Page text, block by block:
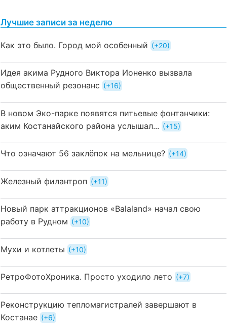
Лучшие записи за неделю
Как это было. Город мой особенный +20
Идея акима Рудного Виктора Ионенко вызвала
общественный резонанс
+16
В новом Эко-парке появятся питьевые фонтанчики:
аким Костанайского района услышал...
+15
Что означают 56 заклёпок на мельнице? +14
Железный филантроп +11
Новый парк аттракционов «Balaland» начал свою
работу в Рудном
+10
Мухи и котлеты +10
РетроФотоХроника. Просто уходило лето +7
Реконструкцию тепломагистралей завершают в
Костанае
+6